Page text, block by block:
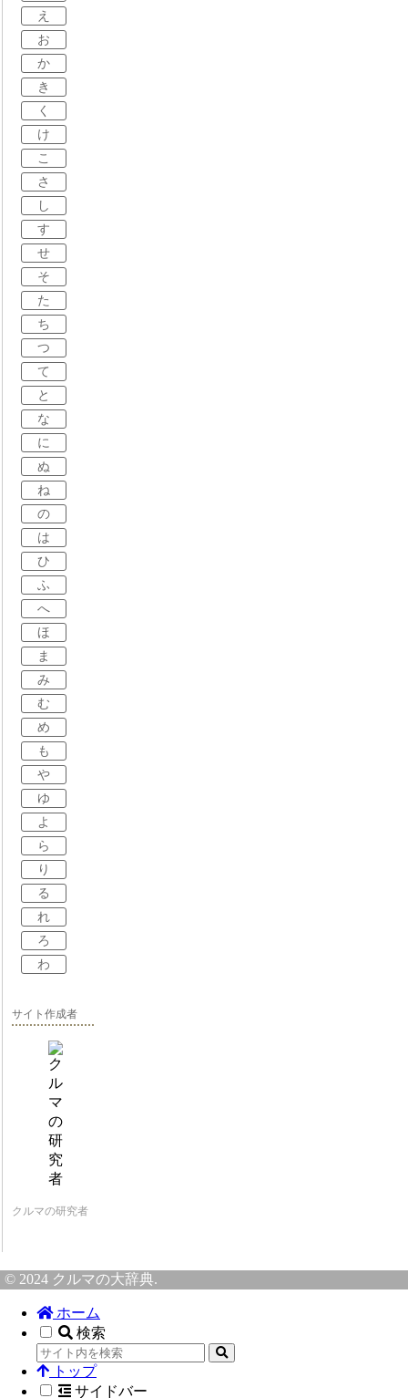
え
お
か
き
く
け
こ
さ
し
す
せ
そ
た
ち
つ
て
と
な
に
ぬ
ね
の
は
ひ
ふ
へ
ほ
ま
み
む
め
も
や
ゆ
よ
ら
り
る
れ
ろ
わ
サイト作成者
クルマの研究者
© 2024 クルマの大辞典.
ホーム
検索
トップ
サイドバー